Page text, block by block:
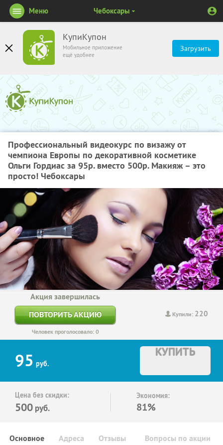
КупиКупон
Мобильное приложение
ещё удобнее
Загрузить
Меню Чебоксары
Профессиональный видеокурс по визажу от
чемпиона Европы по декоративной косметике
Ольги Гордиас за 95р. вместо 500р. Макияж – это
просто! Чебоксары
Купили: 220
Акция завершилась
ПОВТОРИТЬ АКЦИЮ
Человек проголосовало: 0
95 руб.
КУПИТЬ
Цена без скидки:
500 руб.
Экономия:
81%
Основное Отзывы Вопросы по акции
Адреса